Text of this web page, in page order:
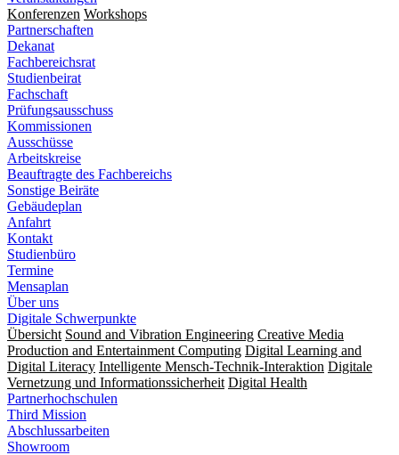
Konferenzen Workshops
Partnerschaften
Dekanat
Fachbereichsrat
Studienbeirat
Fachschaft
Prüfungsausschuss
Kommissionen
Ausschüsse
Arbeitskreise
Beauftragte des Fachbereichs
Sonstige Beiräte
Gebäudeplan
Anfahrt
Kontakt
Studienbüro
Termine
Mensaplan
Über uns
Digitale Schwerpunkte
Übersicht Sound and Vibration Engineering Creative Media
Production and Entertainment Computing Digital Learning and
Digital Literacy Intelligente Mensch-Technik-Interaktion Digitale
Vernetzung und Informationssicherheit Digital Health
Partnerhochschulen
Third Mission
Abschlussarbeiten
Showroom